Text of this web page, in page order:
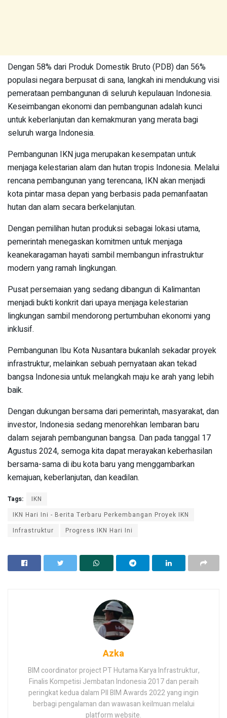
Dengan 58% dari Produk Domestik Bruto (PDB) dan 56%
populasi negara berpusat di sana, langkah ini mendukung visi
pemerataan pembangunan di seluruh kepulauan Indonesia.
Keseimbangan ekonomi dan pembangunan adalah kunci
untuk keberlanjutan dan kemakmuran yang merata bagi
seluruh warga Indonesia.
Pembangunan IKN juga merupakan kesempatan untuk
menjaga kelestarian alam dan hutan tropis Indonesia. Melalui
rencana pembangunan yang terencana, IKN akan menjadi
kota pintar masa depan yang berbasis pada pemanfaatan
hutan dan alam secara berkelanjutan.
Dengan pemilihan hutan produksi sebagai lokasi utama,
pemerintah menegaskan komitmen untuk menjaga
keanekaragaman hayati sambil membangun infrastruktur
modern yang ramah lingkungan.
Pusat persemaian yang sedang dibangun di Kalimantan
menjadi bukti konkrit dari upaya menjaga kelestarian
lingkungan sambil mendorong pertumbuhan ekonomi yang
inklusif.
Pembangunan Ibu Kota Nusantara bukanlah sekadar proyek
infrastruktur, melainkan sebuah pernyataan akan tekad
bangsa Indonesia untuk melangkah maju ke arah yang lebih
baik.
Dengan dukungan bersama dari pemerintah, masyarakat, dan
investor, Indonesia sedang menorehkan lembaran baru
dalam sejarah pembangunan bangsa. Dan pada tanggal 17
Agustus 2024, semoga kita dapat merayakan keberhasilan
bersama-sama di ibu kota baru yang menggambarkan
kemajuan, keberlanjutan, dan keadilan.
Tags:
IKN
IKN Hari Ini - Berita Terbaru Perkembangan Proyek IKN
Infrastruktur
Progress IKN Hari Ini
Azka
BIM coordinator project PT Hutama Karya Infrastruktur,
Finalis Kompetisi Jembatan Indonesia 2017 dan peraih
peringkat kedua dalam PII BIM Awards 2022 yang ingin
berbagi pengalaman dan wawasan keilmuan melalui
platform website.